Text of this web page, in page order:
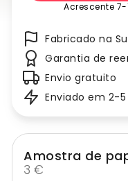
Acrescente
Fabricado na
Garantia de
Envio gratuito
Enviado em 2-5
Amostra de
3 €